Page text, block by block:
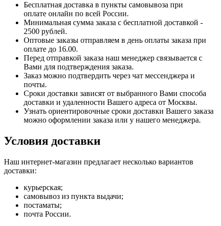
Бесплатная доставка в пункты самовывоза при
оплате онлайн по всей России.
Минимальная сумма заказа с бесплатной доставкой -
2500 рублей.
Оптовые заказы отправляем в день оплаты заказа при
оплате до 16.00.
Перед отправкой заказа наш менеджер связывается с
Вами для подтверждения заказа.
Заказ можно подтвердить через чат мессенджера и
почты.
Сроки доставки зависят от выбранного Вами способа
доставки и удаленности Вашего адреса от Москвы.
Узнать ориентировочные сроки доставки Вашего заказа
можно оформлении заказа или у нашего менеджера.
Условия доставки
Наш интернет-магазин предлагает несколько вариантов
доставки:
курьерская;
самовывоз из пункта выдачи;
постаматы;
почта России.